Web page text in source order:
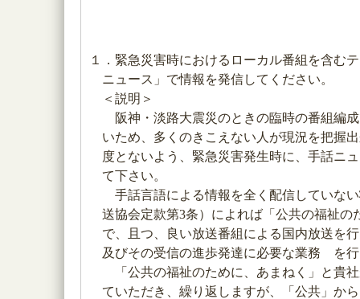
１．緊急災害時におけるローカル番組を含む
ニュース」で情報を発信してください。
＜説明＞
阪神・淡路大震災のときの臨時の番組編
いため、多くのきこえない人が現況を把握
度とないよう、緊急災害発生時に、手話ニ
て下さい。
手話言語による情報を全く配信していな
送協会定款第3条）によれば「公共の福祉
で、且つ、良い放送番組による国内放送を
及びその受信の進歩発達に必要な業務 を
「公共の福祉のために、あまねく」と貴
ていただき、繰り返しますが、「公共」か